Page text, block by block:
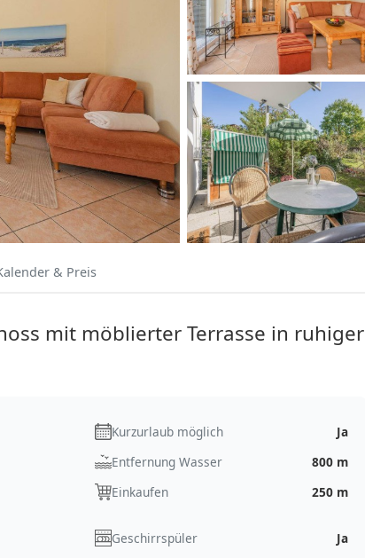
& Preis
mit möblierter Terrasse in ruhiger
Kurzurlaub möglich
Ja
Entfernung Wasser
800 m
Einkaufen
250 m
Geschirrspüler
Ja